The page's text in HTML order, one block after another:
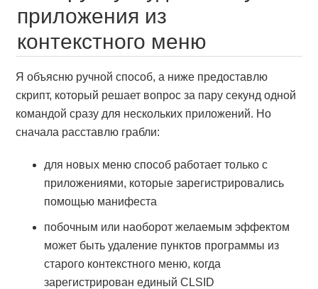
приложения из
контекстного меню
Я объясню ручной способ, а ниже предоставлю
скрипт, который решает вопрос за пару секунд одной
командой сразу для нескольких приложений. Но
сначала расставлю грабли:
для новых меню способ работает только с
приложениями, которые зарегистрировались
помощью манифеста
побочным или наоборот желаемым эффектом
может быть удаление пунктов программы из
старого контекстного меню, когда
зарегистрирован единый CLSID